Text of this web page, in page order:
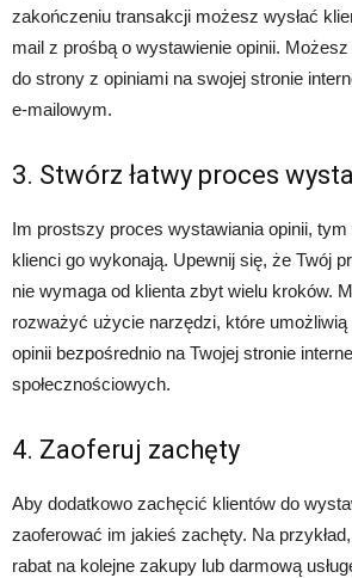
zakończeniu transakcji możesz wysłać
mail z prośbą o wystawienie opinii.
do strony z opiniami na swojej stronie
e-mailowym.
3. Stwórz łatwy proces
Im prostszy proces wystawiania opinii,
klienci go wykonają. Upewnij się, że Twój
nie wymaga od klienta zbyt wielu kroków.
rozważyć użycie narzędzi, które
opinii bezpośrednio na Twojej stronie
społecznościowych.
4. Zaoferuj zachęty
Aby dodatkowo zachęcić klientów do
zaoferować im jakieś zachęty. Na
rabat na kolejne zakupy lub darmową